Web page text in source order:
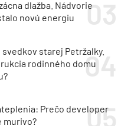
dlažba. Nádvorie
novú energiu
starej Petržalky.
rodinného domu
Prečo developer
murivo?